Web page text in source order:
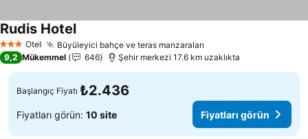
3 YıldızOtel Büyüleyici bahçe ve teras manzaraları
Rudis Hotel
9,2 Mükemmel 646 Şehir merkezi 17.6 km uzaklıkta
Başlangıç Fiyatı ₺2.436
Fiyatları görün: 10 site Fiyatları görün